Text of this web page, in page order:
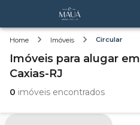
Home Imóveis Circular
Imóveis para alugar em
Caxias-RJ
0 imóveis encontrados